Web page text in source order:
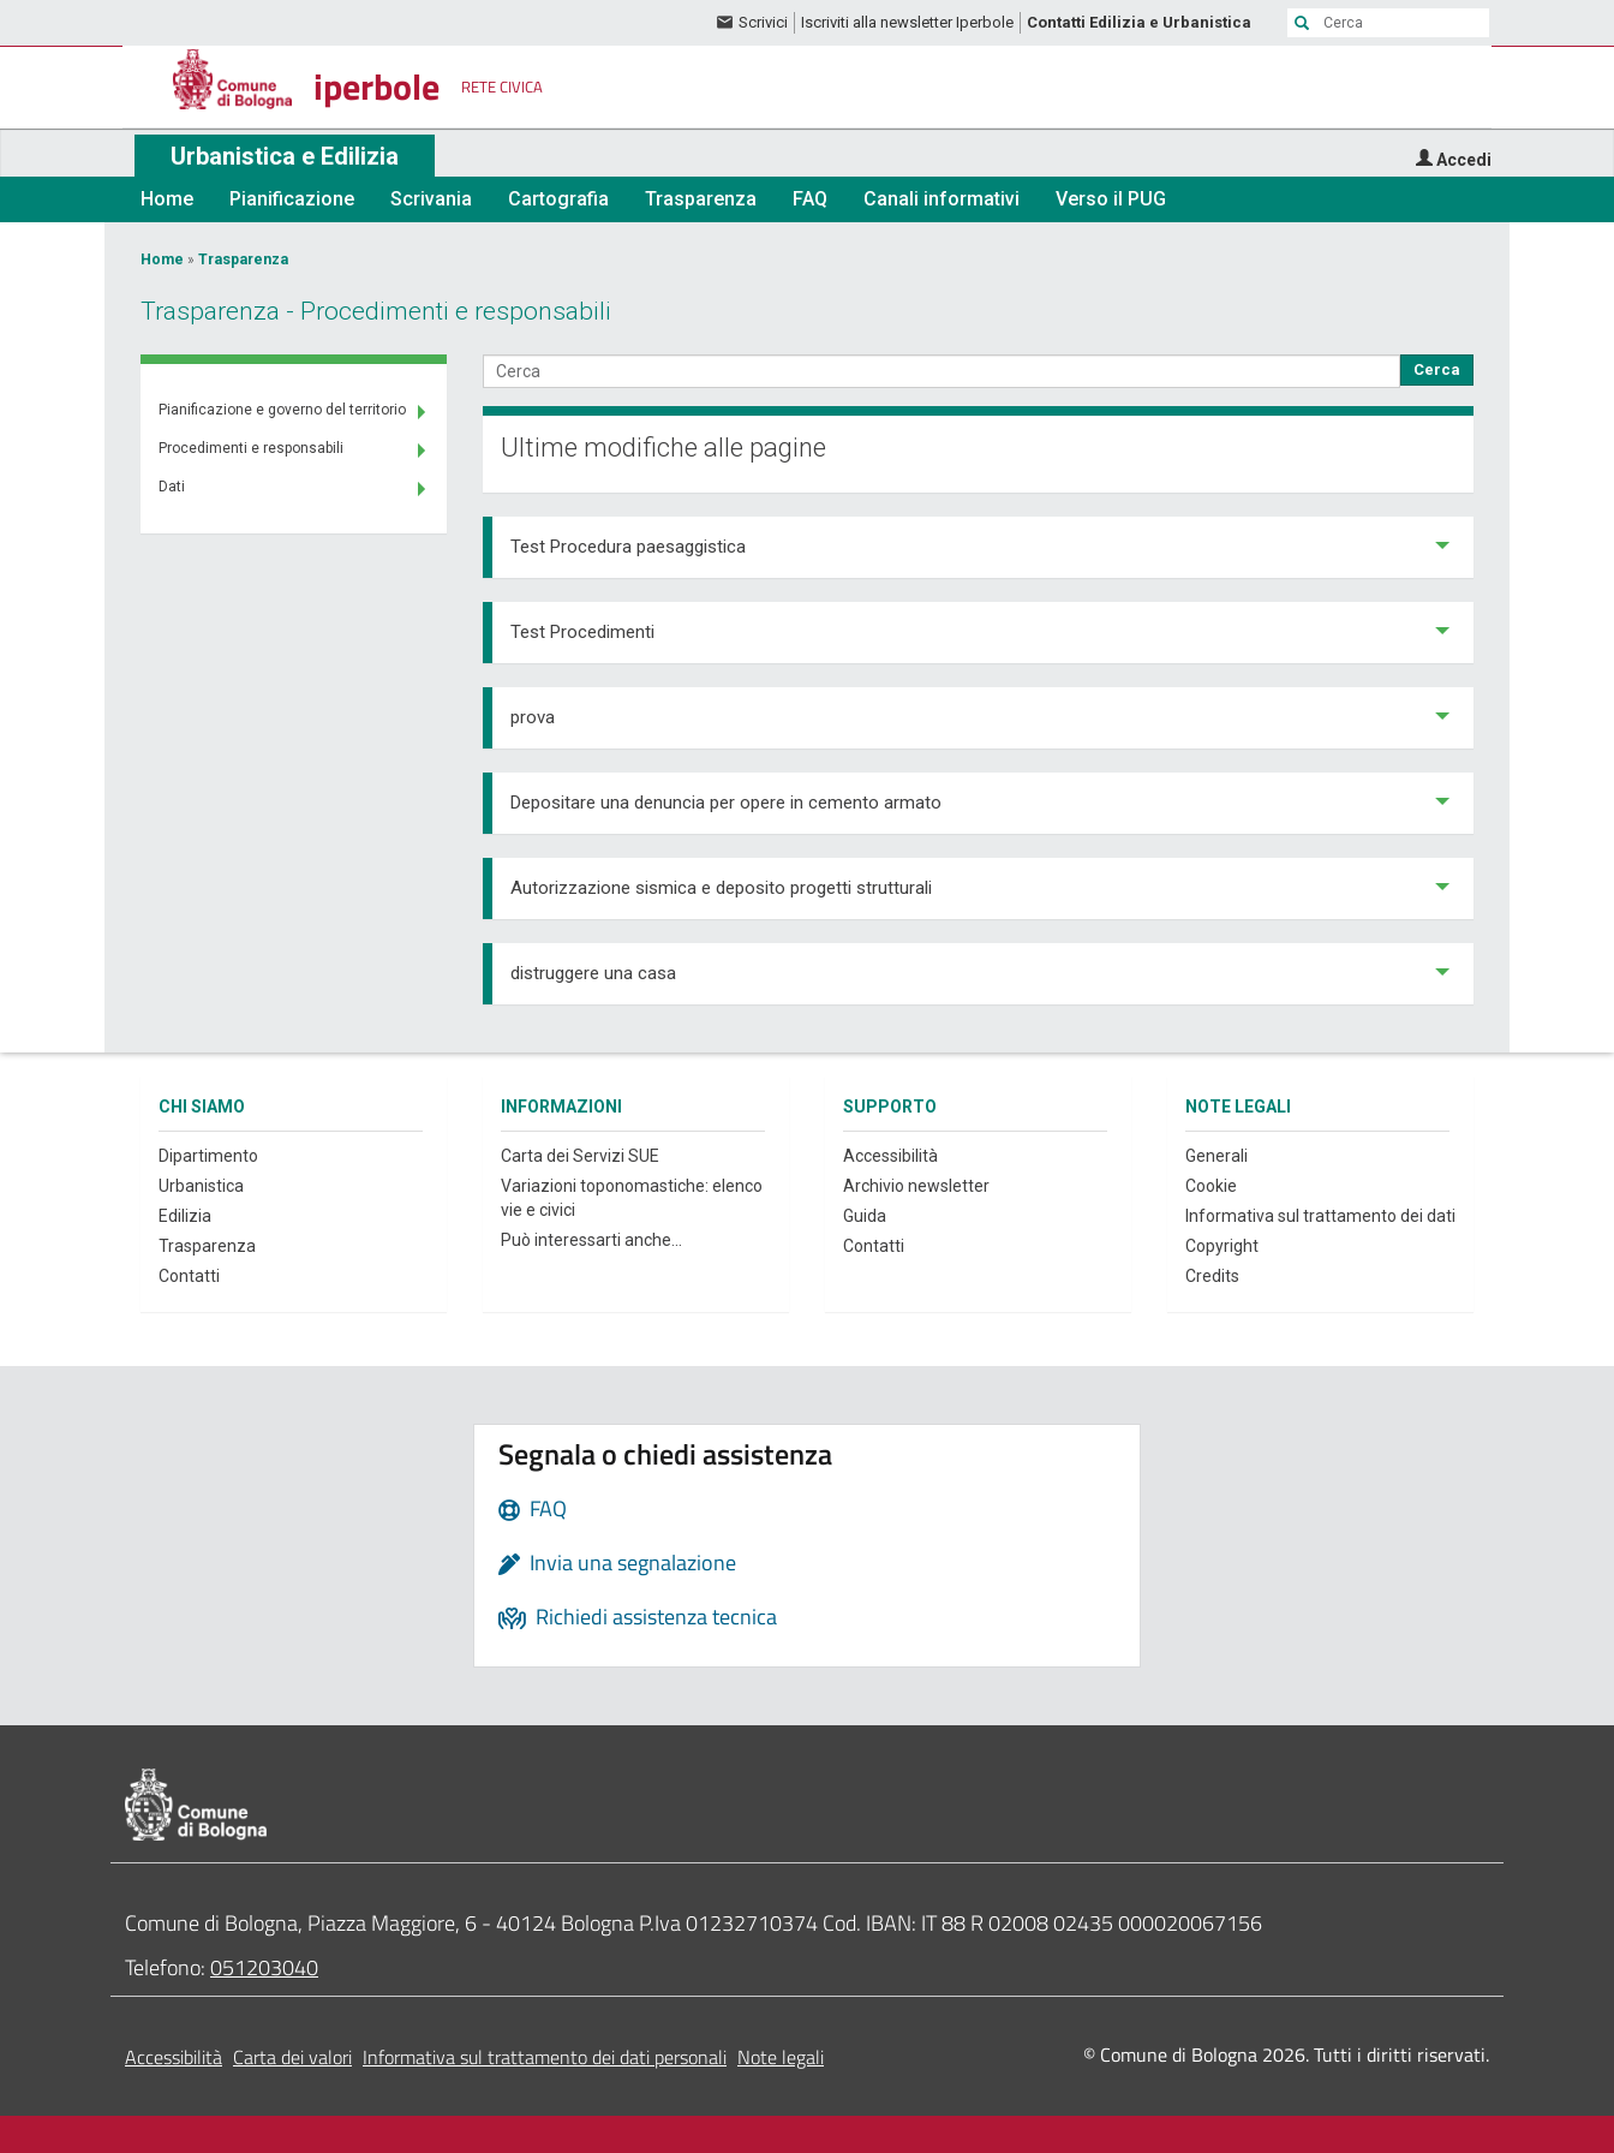
Scrivici Iscriviti alla newsletter Iperbole Contatti Edilizia e Urbanistica
iperbole RETE CIVICA
Urbanistica e Edilizia Accedi
Home Pianificazione Scrivania Cartografia Trasparenza FAQ Canali informativi Verso il PUG
Tu
sei
Home » Trasparenza
Trasparenza - Procedimenti e responsabili
Pianificazione e governo del territorio
Procedimenti e responsabili
Dati
Cerca
Ultime modifiche alle pagine
Test Procedura paesaggistica
Test Procedimenti
prova
Depositare una denuncia per opere in cemento armato
Autorizzazione sismica e deposito progetti strutturali
distruggere una casa
CHI SIAMO
Dipartimento
Urbanistica
Edilizia
Trasparenza
Contatti
INFORMAZIONI
Carta dei Servizi SUE
Variazioni toponomastiche: elenco
vie e civici
Può interessarti anche...
SUPPORTO
Accessibilità
Archivio newsletter
Guida
Contatti
NOTE LEGALI
Generali
Cookie
Informativa sul trattamento dei dati
Copyright
Credits
Segnala o chiedi assistenza
FAQ
Invia una segnalazione
Richiedi assistenza tecnica
Pié di pagina di Comune di Bologna
Contatti
Comune di Bologna, Piazza Maggiore, 6 - 40124 Bologna P.Iva 01232710374 Cod. IBAN: IT 88 R 02008 02435 000020067156
Telefono:051203040
Accessibilità Carta dei valori Informativa sul trattamento dei dati personali Note legali © Comune di Bologna 2026. Tutti i diritti riservati.